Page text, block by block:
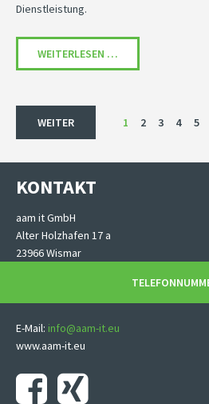
Dienstleistung.
WEITERLESEN …
1 2 3 4 5
WEITER
KONTAKT
aam it GmbH
Alter Holzhafen 17 a
23966 Wismar
E-Mail: info@aam-it.eu
www.aam-it.eu